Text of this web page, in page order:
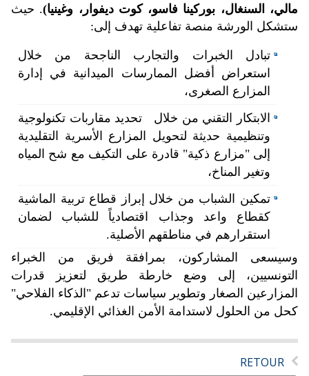
مالي، السنغال، بوركينا فاسو، كوت ديفوار، وغينيا). حيث
ستشكل الورشة منصة تفاعلية تهدف إلى:
تبادل الخبرات والتجارب الناجحة من خلال
استعراض أفضل الممارسات الميدانية في إدارة
المزارع الصغرى،
الابتكار التقني من خلال تحديد مقاربات تكنولوجية
وتنظيمية حديثة لتحويل المزارع الأسرية التقليدية
إلى "مزارع ذكية" قادرة على التكيف مع شح المياه
وتغير المناخ،
تمكين الشباب من خلال إبراز قطاع تربية الماشية
كقطاع واعد وجذاب اقتصادياً للشباب لضمان
استقرارهم في مناطقهم الأصلية.
وسيسعى المشاركون، بمرافقة فريق من الخبراء
التونسيين، إلى وضع خارطة طريق لتعزيز قدرات
المزارعين الصغار وتطوير سياسات تدعم "الذكاء الفلاحي"
كحل من الحلول لاستدامة الأمن الغذائي الإقليمي.
RETOUR